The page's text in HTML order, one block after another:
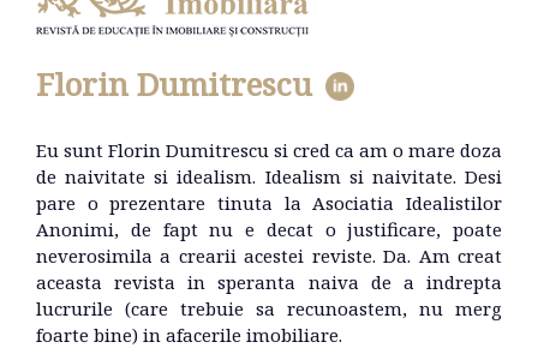
Florin Dumitrescu
Eu sunt Florin Dumitrescu si cred ca am o mare doza
de naivitate si idealism. Idealism si naivitate. Desi
pare o prezentare tinuta la Asociatia Idealistilor
Anonimi, de fapt nu e decat o justificare, poate
neverosimila a crearii acestei reviste. Da. Am creat
aceasta revista in speranta naiva de a indrepta
lucrurile (care trebuie sa recunoastem, nu merg
foarte bine) in afacerile imobiliare.